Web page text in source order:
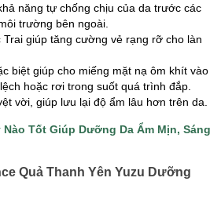
năng tự chống chịu của da trước các
trường bên ngoài.
giúp tăng cường vẻ rạng rỡ cho làn
biệt giúp cho miếng mặt nạ ôm khít vào
hoặc rơi trong suốt quá trình đắp.
vời, giúp lưu lại độ ẩm lâu hơn trên da.
Nào Tốt Giúp Dưỡng Da Ẩm Mịn, Sáng
Quả Thanh Yên Yuzu Dưỡng